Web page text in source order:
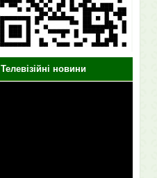
Телевізійні новини